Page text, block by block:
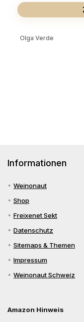
Olga Verde
Informationen
Weinonaut
Shop
Freixenet Sekt
Datenschutz
Sitemaps & Themen
Impressum
Weinonaut Schweiz
Amazon Hinweis